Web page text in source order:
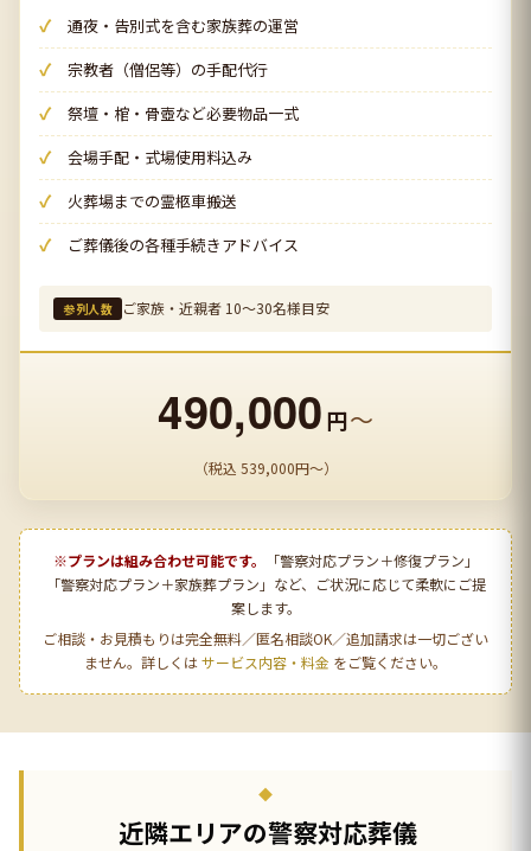
通夜・告別式を含む家族葬の運営
宗教者（僧侶等）の手配代行
祭壇・棺・骨壺など必要物品一式
会場手配・式場使用料込み
火葬場までの霊柩車搬送
ご葬儀後の各種手続きアドバイス
参列人数 ご家族・近親者 10〜30名様目安
490,000円〜
（税込 539,000円〜）
※プランは組み合わせ可能です。
「警察対応プラン＋修復プラン」
「警察対応プラン＋家族葬プラン」など、ご状況に応じて柔軟にご提
案します。
ご相談・お見積もりは完全無料／匿名相談OK／追加請求は一切ござい
ません。詳しくはサービス内容・料金 をご覧ください。
近隣エリアの警察対応葬儀